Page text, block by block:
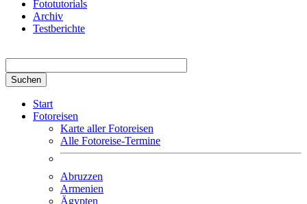
Fototutorials
Archiv
Testberichte
Start
Fotoreisen
Karte aller Fotoreisen
Alle Fotoreise-Termine
Abruzzen
Armenien
Ägypten